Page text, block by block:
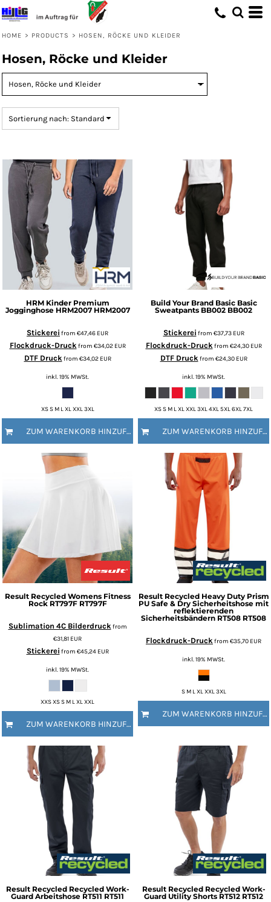
HOME > PRODUCTS > HOSEN, RÖCKE UND KLEIDER
Hosen, Röcke und Kleider
Sortierung nach: Standard
HRM Kinder Premium
Jogginghose HRM2007 HRM2007
Stickerei from €47,46 EUR
Flockdruck-Druckfrom €34,02 EUR
DTF Druckfrom €34,02 EUR
inkl. 19% MWSt.
XS S M L XL XXL 3XL
ZUM WARENKORB HINZUFÜGEN
Build Your Brand Basic Basic
Sweatpants BB002 BB002
Stickerei from €37,73 EUR
Flockdruck-Druckfrom €24,30 EUR
DTF Druckfrom €24,30 EUR
inkl. 19% MWSt.
XS S M L XL XXL 3XL 4XL 5XL 6XL 7XL
ZUM WARENKORB HINZUFÜGEN
Result Recycled Womens Fitness
Rock RT797F RT797F
Sublimation 4C Bilderdruckfrom
€31,81 EUR
Stickerei from €45,24 EUR
inkl. 19% MWSt.
XXS XS S M L XL XXL
ZUM WARENKORB HINZUFÜGEN
Result Recycled Heavy Duty Prism
PU Safe & Dry Sicherheitshose mit
reflektierenden
Sicherheitsbändern RT508 RT508
Flockdruck-Druckfrom €35,70 EUR
inkl. 19% MWSt.
S M L XL XXL 3XL
ZUM WARENKORB HINZUFÜGEN
Result Recycled Recycled Work-
Guard Arbeitshose RT511 RT511
Result Recycled Recycled Work-
Guard Utility Shorts RT512 RT512
Standard